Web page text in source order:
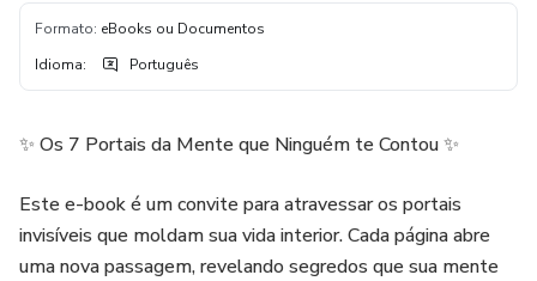
Formato: eBooks ou Documentos
Idioma: Português
✨ Os 7 Portais da Mente que Ninguém te Contou ✨
Este e-book é um convite para atravessar os portais
invisíveis que moldam sua vida interior. Cada página abre
uma nova passagem, revelando segredos que sua mente